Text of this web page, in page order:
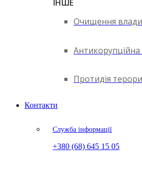
ІНШЕ
Очищення влади
Антикорупційна
Протидія
Контакти
Служба інформації
+380 (68) 645 15 05